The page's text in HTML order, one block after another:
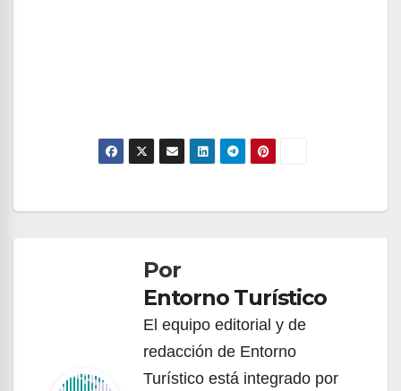
Navegación
entradasPor
Entorno Turístico
El equipo editorial y de
redacción de Entorno
Turístico está integrado por